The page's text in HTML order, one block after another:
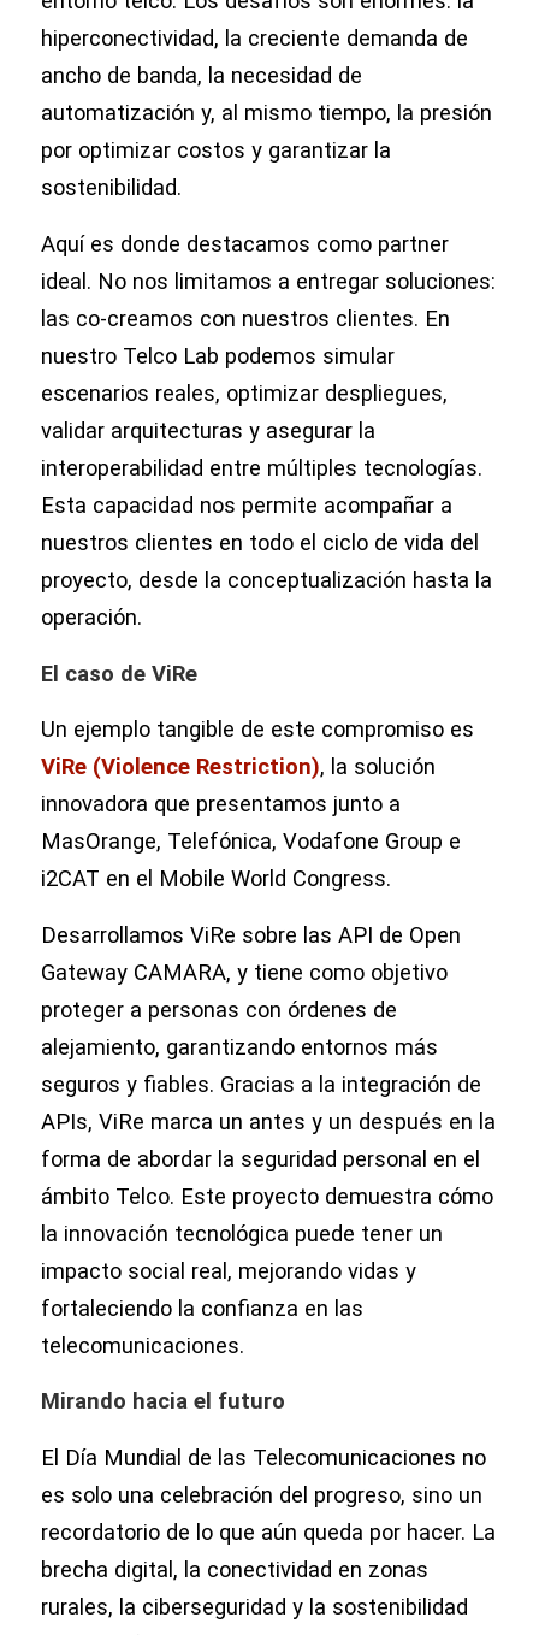
hiperconectividad, la creciente demanda de
ancho de banda, la necesidad de
automatización y, al mismo tiempo, la presión
por optimizar costos y garantizar la
sostenibilidad.
Aquí es donde destacamos como partner
ideal. No nos limitamos a entregar soluciones:
las co-creamos con nuestros clientes. En
nuestro Telco Lab podemos simular
escenarios reales, optimizar despliegues,
validar arquitecturas y asegurar la
interoperabilidad entre múltiples tecnologías.
Esta capacidad nos permite acompañar a
nuestros clientes en todo el ciclo de vida del
proyecto, desde la conceptualización hasta la
operación.
El caso de ViRe
Un ejemplo tangible de este compromiso es
ViRe (Violence Restriction), la solución
innovadora que presentamos junto a
MasOrange, Telefónica, Vodafone Group e
i2CAT en el Mobile World Congress.
Desarrollamos ViRe sobre las API de Open
Gateway CAMARA, y tiene como objetivo
proteger a personas con órdenes de
alejamiento, garantizando entornos más
seguros y fiables. Gracias a la integración de
APIs, ViRe marca un antes y un después en la
forma de abordar la seguridad personal en el
ámbito Telco. Este proyecto demuestra cómo
la innovación tecnológica puede tener un
impacto social real, mejorando vidas y
fortaleciendo la confianza en las
telecomunicaciones.
Mirando hacia el futuro
El Día Mundial de las Telecomunicaciones no
es solo una celebración del progreso, sino un
recordatorio de lo que aún queda por hacer. La
brecha digital, la conectividad en zonas
rurales, la ciberseguridad y la sostenibilidad